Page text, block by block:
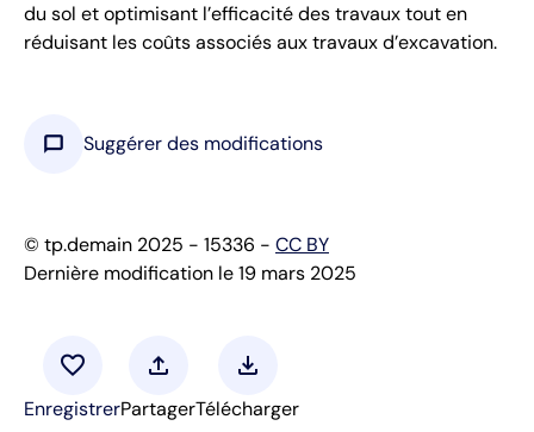
du sol et optimisant l’efficacité des travaux tout en
réduisant les coûts associés aux travaux d’excavation.
chat_bubble Suggérer des modifications
© tp.demain 2025 - 15336 - CC BY
Dernière modification le 19 mars 2025
favorite
Enregistrer
upload
Partager
download
Télécharger